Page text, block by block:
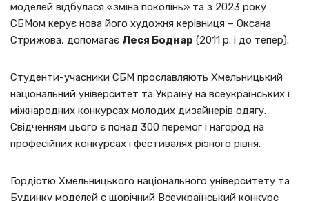
моделей відбулася «зміна поколінь» та з 2023 року
СБМом керує нова його художня керівниця – Оксана
Стрижова, допомагає Леся Боднар (2011 р. і до тепер).
Студенти-учасники СБМ прославляють Хмельницький
національний університет та Україну на всеукраїнських і
міжнародних конкурсах молодих дизайнерів одягу.
Свідченням цього є понад 300 перемог і нагород на
професійних конкурсах і фестивалях різного рівня.
Гордістю Хмельницького національного університету та
Будинку моделей є щорічний Всеукраїнський конкурс